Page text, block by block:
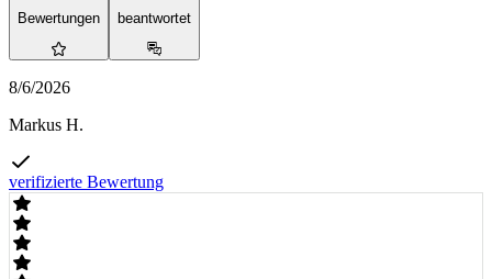
Bewertungen
beantwortet
8/6/2026
Markus H.
verifizierte Bewertung